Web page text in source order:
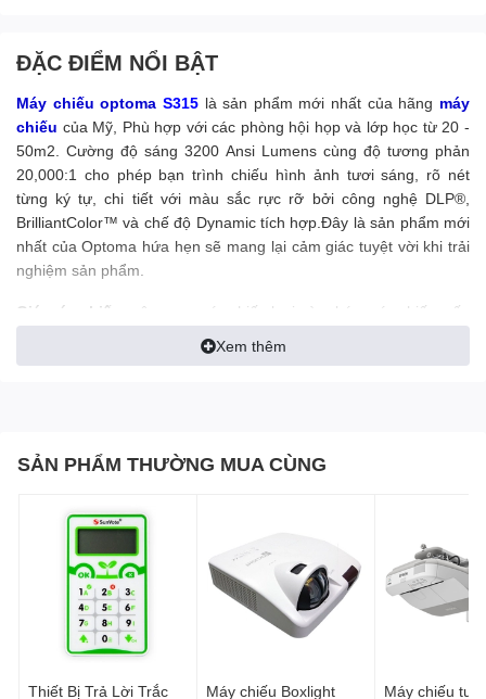
ĐẶC ĐIỂM NỔI BẬT
Máy chiếu optoma S315là sản phẩm mới nhất của hãng máy
chiếu của Mỹ, Phù hợp với các phòng hội họp và lớp học từ 20 -
50m2. Cường độ sáng 3200 Ansi Lumens cùng độ tương phản
20,000:1 cho phép bạn trình chiếu hình ảnh tươi sáng, rõ nét
từng ký tự, chi tiết với màu sắc rực rỡ bởi công nghệ DLP®,
BrilliantColor™ và chế độ Dynamic tích hợp.Đây là sản phẩm mới
nhất của Optoma hứa hẹn sẽ mang lại cảm giác tuyệt vời khi trải
nghiệm sản phẩm.
Giá máy chiếu
, nên mua máy chiếu loại nào, bán máy chiếu, cấu
hình máy chiếu, máy chiếu giá rẻ, máy chiếu gia đình, máy chiếu
, máy chiếu Projector
SVGA DMD Chip
Độ phân giải tự nhiên SVGA 800x600
Độ sáng 3200 ANSI Lumens
Độ tương phản 20,000:1
Tuổi thọ bóng đèn 6500 giờ
Tỷ lệ chiếu 1.95 ~ 2.15 :1
Xem thêm
SẢN PHẨM THƯỜNG MUA CÙNG
Thiết Bị Trả Lời Trắc
Máy chiếu Boxlight
Máy chiếu